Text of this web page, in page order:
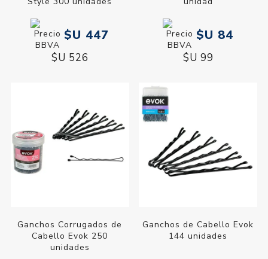
$U 447
$U 526
$U 84
$U 99
Ganchos Corrugados de
Cabello Evok 250
unidades
Ganchos de Cabello Evok
144 unidades